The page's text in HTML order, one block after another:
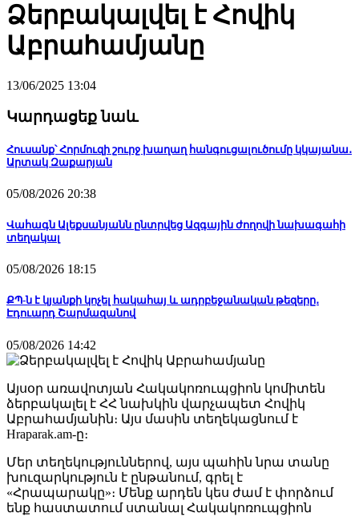
Ձերբակալվել է Հովիկ
Աբրահամյանը
13/06/2025 13:04
Կարդացեք նաև
Հուսանք՝ Հորմուզի շուրջ խաղաղ հանգուցալուծումը կկայանա․
Արտակ Զաքարյան
05/08/2026 20:38
Վահագն Ալեքսանյանն ընտրվեց Ազգային ժողովի նախագահի
տեղակալ
05/08/2026 18:15
ՔՊ-ն է կյանքի կոչել հակահայ և ադրբեջանական թեզերը․
Էդուարդ Շարմազանով
05/08/2026 14:42
Այսօր առավոտյան Հակակոռուպցիոն կոմիտեն
ձերբակալել է ՀՀ նախկին վարչապետ Հովիկ
Աբրահամյանին։ Այս մասին տեղեկացնում է
Hraparak.am-ը։
Մեր տեղեկություններով, այս պահին նրա տանը
խուզարկություն է ընթանում, գրել է
«Հրապարակը»։ Մենք արդեն կես ժամ է փորձում
ենք հաստատում ստանալ Հակակոռուպցիոն